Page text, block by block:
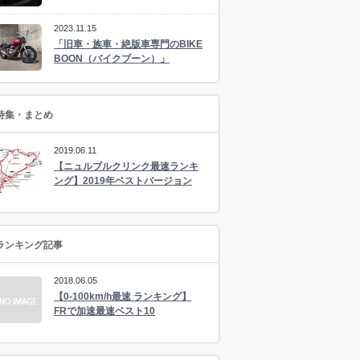
2023.11.15
「旧車・族車・絶版車専門のBIKE
BOON（バイクブーン）」
集・まとめ
2019.06.11
【ニュルブルクリンク最速ランキ
ング】2019年ベストバージョン
ンキング記事
2018.06.05
【0-100km/h最速 ランキング】
FRで加速最速ベスト10